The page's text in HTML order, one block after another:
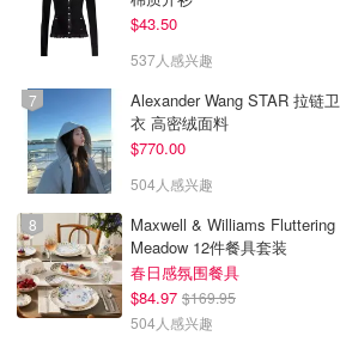
$43.50
537人感兴趣
Alexander Wang STAR 拉链卫
衣 高密绒面料
$770.00
504人感兴趣
Maxwell & Williams Fluttering
Meadow 12件餐具套装
春日感氛围餐具
$84.97 $169.95
504人感兴趣